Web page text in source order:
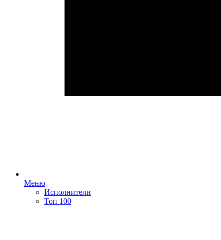
Меню
Исполнители
Топ 100